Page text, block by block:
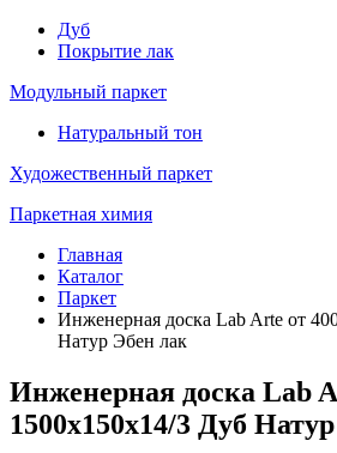
Дуб
Покрытие лак
Модульный паркет
Натуральный тон
Художественный паркет
Паркетная химия
Главная
Каталог
Паркет
Инженерная доска Lab Arte от
Натур Эбен лак
Инженерная доска Lab
1500х150х14/3 Дуб